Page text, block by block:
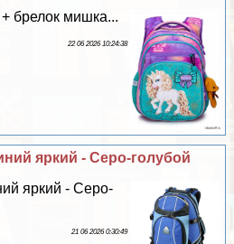
брелок мишка...
22 06 2026 10:24:38
яркий - Серо-гoлyбой
яркий - Серо-
21 06 2026 0:30:49